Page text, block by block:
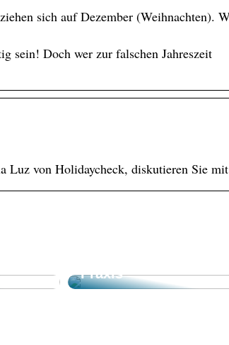
sich auf Dezember (Weihnachten).
sein! Doch wer zur falschen Jahreszeit
Luz von Holidaycheck, diskutieren Sie
Praxis